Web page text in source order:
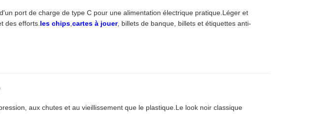
port de charge de type C pour une alimentation électrique pratique.Léger et
des efforts. les chips cartes à jouer, billets de banque, billets et étiquettes anti-
aux chutes et au vieillissement que le plastique.Le look noir classique